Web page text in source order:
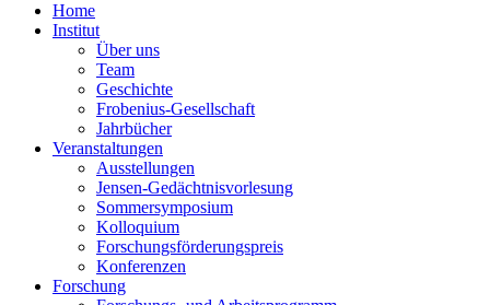
Home
Institut
Über uns
Team
Geschichte
Frobenius-Gesellschaft
Jahrbücher
Veranstaltungen
Ausstellungen
Jensen-Gedächtnisvorlesung
Sommersymposium
Kolloquium
Forschungsförderungspreis
Konferenzen
Forschung